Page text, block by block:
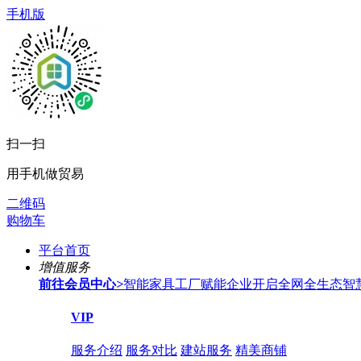
手机版
扫一扫
用手机做贸易
二维码
购物车
平台首页
增值服务
前往会员中心>智能家具工厂赋能企业开启全网全生态智
VIP
服务介绍 服务对比 建站服务 精美商铺